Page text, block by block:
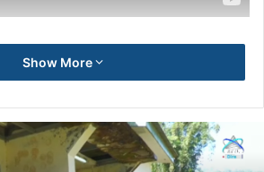
Show More